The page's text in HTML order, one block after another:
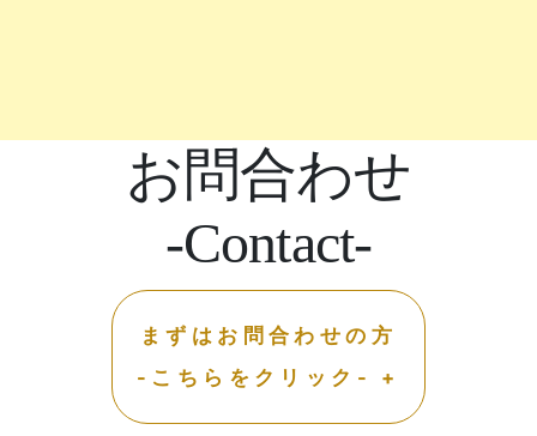
お問合わせ
-Contact-
まずはお問合わせの方
-こちらをクリック- +